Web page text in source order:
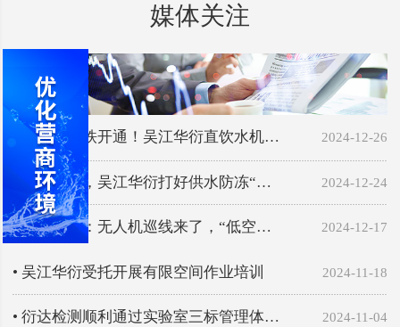
媒体关注
• 沪苏湖高铁开通！吴江华衍直饮水机… 2024-12-26
• 严阵以待，吴江华衍打好供水防冻“… 2024-12-24
• 吴江华衍：无人机巡线来了，“低空… 2024-12-17
• 吴江华衍受托开展有限空间作业培训 2024-11-18
• 衍达检测顺利通过实验室三标管理体… 2024-11-04